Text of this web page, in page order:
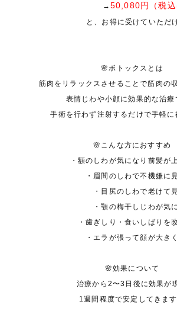
→ 50,080円（税込
と、お得に受けていただ
🌸ボトックスとは
筋肉をリラックスさせることで筋肉の
表情じわや小顔に効果的な治療
手術を行わず注射するだけで手軽に
🌸こんな方におすすめ
・額のしわが気になり前髪が
・眉間のしわで不機嫌に
・目尻のしわで老けて
・顎の梅干しじわが気
・歯ぎしり・食いしばりを
・エラが張って顔が大き
🌸効果について
治療から2〜3日後に効果が
1週間程度で安定してきます